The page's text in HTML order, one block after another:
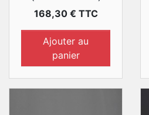
Prix
168,30 € TTC
Ajouter au
panier